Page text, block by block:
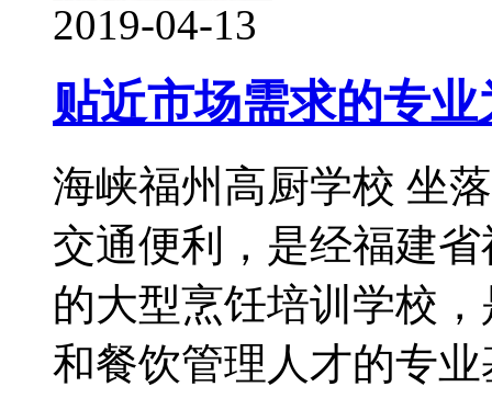
2019-04-13
贴近市场需求的专
海峡福州高厨学校 坐
交通便利，是经福建
的大型烹饪培训学校
和餐饮管理人才的专